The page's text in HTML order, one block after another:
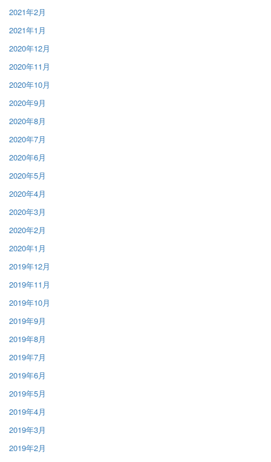
2021年2月
2021年1月
2020年12月
2020年11月
2020年10月
2020年9月
2020年8月
2020年7月
2020年6月
2020年5月
2020年4月
2020年3月
2020年2月
2020年1月
2019年12月
2019年11月
2019年10月
2019年9月
2019年8月
2019年7月
2019年6月
2019年5月
2019年4月
2019年3月
2019年2月